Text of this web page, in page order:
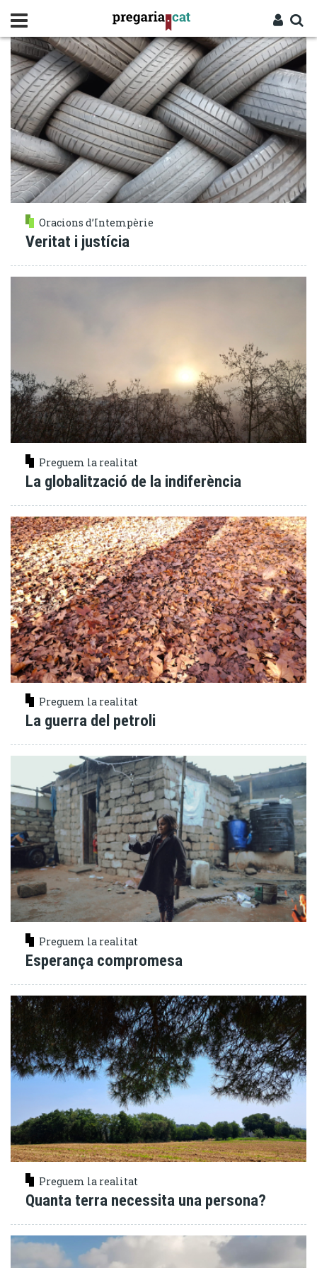
contingut
Entra
Cercador
JUSTÍCIA
Oracions d’Intempèrie
Veritat i justícia
Preguem la realitat
La globalització de la indiferència
Preguem la realitat
La guerra del petroli
Preguem la realitat
Esperança compromesa
Preguem la realitat
Quanta terra necessita una persona?